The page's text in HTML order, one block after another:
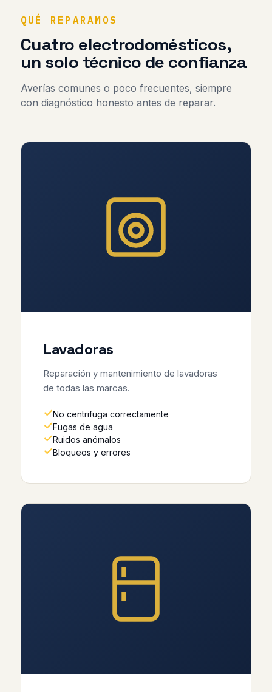
QUÉ REPARAMOS
Cuatro electrodomésticos,
un solo técnico de confianza
Averías comunes o poco frecuentes, siempre
con diagnóstico honesto antes de reparar.
Lavadoras
Reparación y mantenimiento de lavadoras
de todas las marcas.
No centrifuga correctamente
Fugas de agua
Ruidos anómalos
Bloqueos y errores